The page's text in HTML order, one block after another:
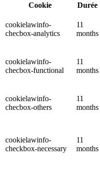
Cookie
Durée
cookielawinfo-
checbox-analytics
11
months
cookielawinfo-
checbox-functional
11
months
cookielawinfo-
checbox-others
11
months
cookielawinfo-
checkbox-necessary
11
months